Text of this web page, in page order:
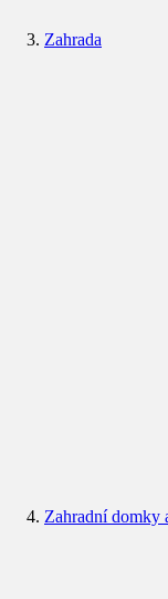
Zahrada
Zahradní domky